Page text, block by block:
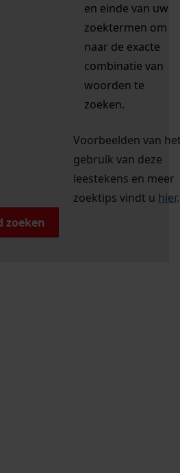
en einde van uw
zoektermen om
naar de exacte
combinatie van
woorden te
zoeken.
Voorbeelden van
gebruik van deze
leestekens en meer
zoektips vindt u hier.
zoeken